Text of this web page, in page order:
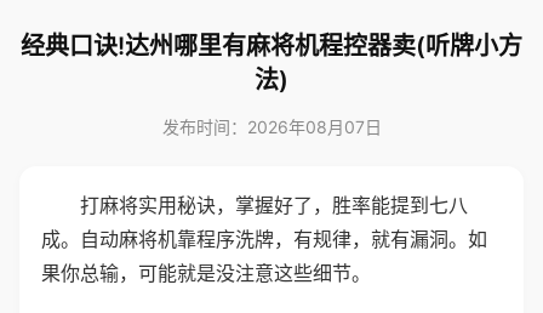
经典口诀!达州哪里有麻将机程控器卖(听牌小方
法)
发布时间：2026年08月07日
打麻将实用秘诀，掌握好了，胜率能提到七八
成。自动麻将机靠程序洗牌，有规律，就有漏洞。如
果你总输，可能就是没注意这些细节。